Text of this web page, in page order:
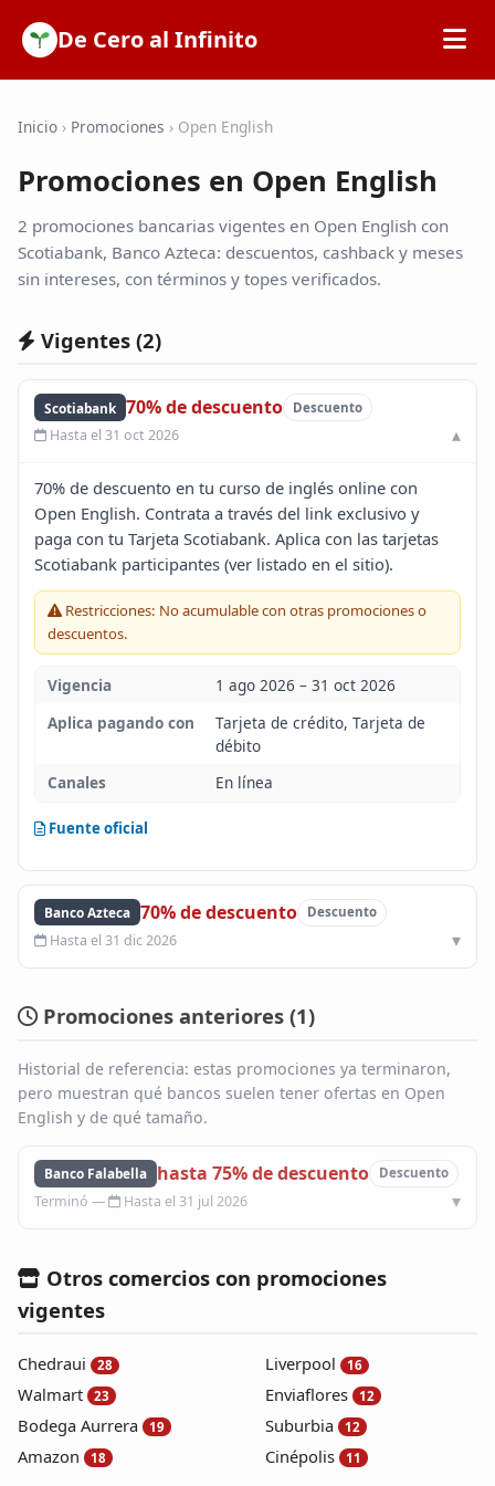
De Cero al Infinito
SOFIPOs
Bancos
Tarjetas de Crédito
Blog
Infinito
Inicio › Promociones › Open English
Promociones en Open English
2 promociones bancarias vigentes en Open English con
Scotiabank, Banco Azteca: descuentos, cashback y meses
sin intereses, con términos y topes verificados.
Vigentes (2)
Scotiabank 70% de descuento Descuento
Hasta el 31 oct 2026
70% de descuento en tu curso de inglés online con
Open English. Contrata a través del link exclusivo y
paga con tu Tarjeta Scotiabank. Aplica con las tarjetas
Scotiabank participantes (ver listado en el sitio).
Restricciones: No acumulable con otras promociones o
descuentos.
Vigencia
1 ago 2026 – 31 oct 2026
Aplica pagando con
Tarjeta de crédito, Tarjeta de
débito
Canales
En línea
Fuente oficial
Banco Azteca 70% de descuento Descuento
Hasta el 31 dic 2026
Promociones anteriores (1)
Historial de referencia: estas promociones ya terminaron,
pero muestran qué bancos suelen tener ofertas en Open
English y de qué tamaño.
Banco Falabella hasta 75% de descuento Descuento
Hasta el 31 jul 2026
Otros comercios con promociones
vigentes
Chedraui 28
Walmart 23
Bodega Aurrera 19
Amazon 18
Liverpool 16
Enviaflores 12
Suburbia 12
Cinépolis 11